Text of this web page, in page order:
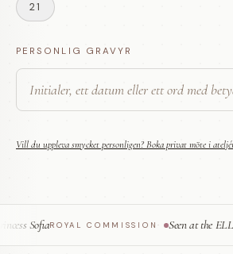
21
PERSONLIG GRAVYR
Vill du uppleva smycket personligen? Boka privat möte i
SofiaROYAL COMMISSION· Seen at the